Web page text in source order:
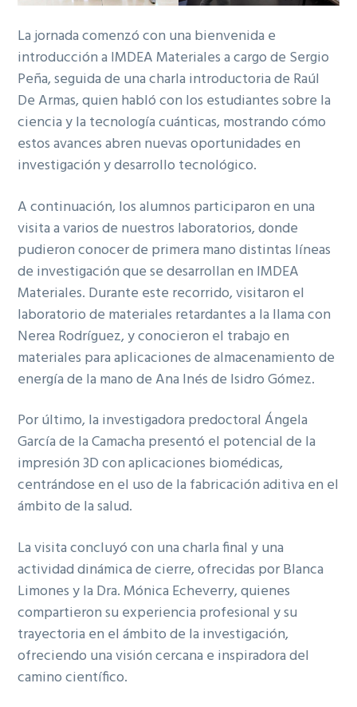
La jornada comenzó con una bienvenida e
introducción a IMDEA Materiales a cargo de Sergio
Peña, seguida de una charla introductoria de Raúl
De Armas, quien habló con los estudiantes sobre la
ciencia y la tecnología cuánticas, mostrando cómo
estos avances abren nuevas oportunidades en
investigación y desarrollo tecnológico.
A continuación, los alumnos participaron en una
visita a varios de nuestros laboratorios, donde
pudieron conocer de primera mano distintas líneas
de investigación que se desarrollan en IMDEA
Materiales. Durante este recorrido, visitaron el
laboratorio de materiales retardantes a la llama con
Nerea Rodríguez, y conocieron el trabajo en
materiales para aplicaciones de almacenamiento de
energía de la mano de Ana Inés de Isidro Gómez.
Por último, la investigadora predoctoral Ángela
García de la Camacha presentó el potencial de la
impresión 3D con aplicaciones biomédicas,
centrándose en el uso de la fabricación aditiva en el
ámbito de la salud.
La visita concluyó con una charla final y una
actividad dinámica de cierre, ofrecidas por Blanca
Limones y la Dra. Mónica Echeverry, quienes
compartieron su experiencia profesional y su
trayectoria en el ámbito de la investigación,
ofreciendo una visión cercana e inspiradora del
camino científico.